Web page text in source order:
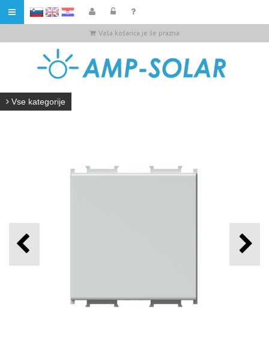
HR
Vaša košarica je še prazna
Vse kategorije